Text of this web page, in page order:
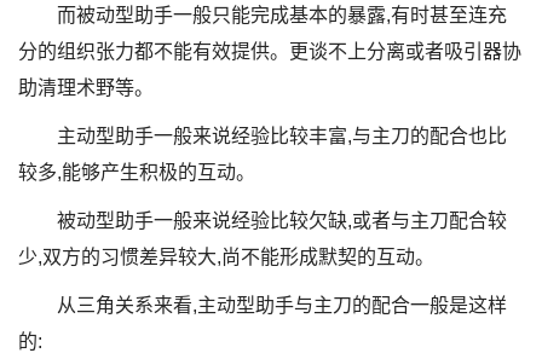
而被动型助手一般只能完成基本的暴露,有时甚至连充
分的组织张力都不能有效提供。更谈不上分离或者吸引器协
助清理术野等。
主动型助手一般来说经验比较丰富,与主刀的配合也比
较多,能够产生积极的互动。
被动型助手一般来说经验比较欠缺,或者与主刀配合较
少,双方的习惯差异较大,尚不能形成默契的互动。
从三角关系来看,主动型助手与主刀的配合一般是这样
的: